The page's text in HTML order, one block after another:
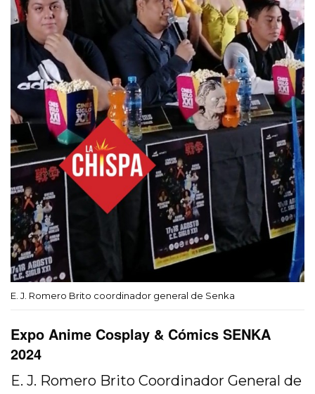
E. J. Romero Brito coordinador general de Senka
Expo Anime Cosplay & Cómics SENKA
2024
E. J. Romero Brito Coordinador General de